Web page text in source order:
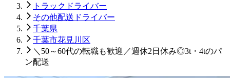
トラックドライバー
その他配送ドライバー
千葉県
千葉市花見川区
＼50～60代の転職も歓迎／週休2日休み◎3t・4tのパ
ン配送